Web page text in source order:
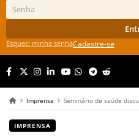
Esqueci minha senhaCadastre-se
Imprensa Seminário de saúde discute a
IMPRENSA